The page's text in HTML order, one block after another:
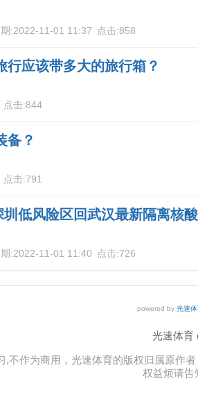
:2022-11-01 11:37 点击:858
行应该带多大的旅行箱？
点击:844
备？
点击:791
圳低风险区回武汉最新隔离核
:2022-11-01 11:40 点击:726
powered by 光速
光速体育
,不作为商用，光速体育的版权归属原作
权益烦请告